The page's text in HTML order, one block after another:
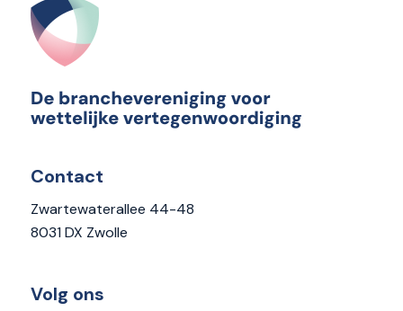
Contact
Zwartewaterallee 44-48
8031 DX Zwolle
Volg ons